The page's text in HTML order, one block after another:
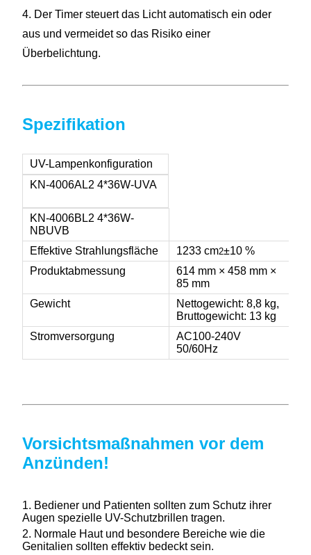
4. Der Timer steuert das Licht automatisch ein oder
aus und vermeidet so das Risiko einer
Überbelichtung.
Spezifikation
UV-Lampenkonfiguration
KN-4006AL2 4*36W-UVA
KN-4006BL2 4*36W-
NBUVB
Effektive Strahlungsfläche
1233 cm2±10 %
Produktabmessung
614 mm × 458 mm ×
85 mm
Gewicht
Nettogewicht: 8,8 kg,
Bruttogewicht: 13 kg
Stromversorgung
AC100-240V
50/60Hz
Vorsichtsmaßnahmen vor dem
Anzünden!
1. Bediener und Patienten sollten zum Schutz ihrer
Augen spezielle UV-Schutzbrillen tragen.
2. Normale Haut und besondere Bereiche wie die
Genitalien sollten effektiv bedeckt sein.